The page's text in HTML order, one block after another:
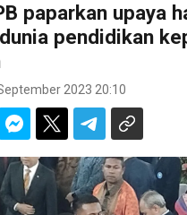
paparkan upaya
pendidikan
2023 20:10